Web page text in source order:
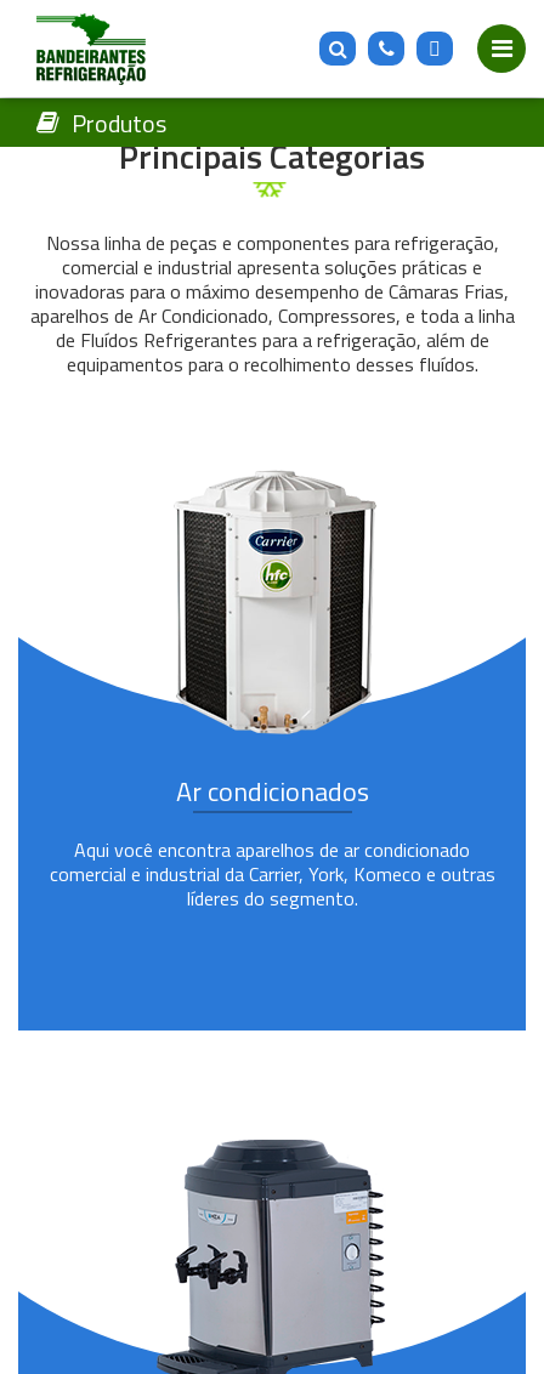
Produtos
Principais Categorias
Nossa linha de peças e componentes para refrigeração,
comercial e industrial apresenta soluções práticas e
inovadoras para o máximo desempenho de Câmaras Frias,
aparelhos de Ar Condicionado, Compressores, e toda a linha
de Fluídos Refrigerantes para a refrigeração, além de
equipamentos para o recolhimento desses fluídos.
Ar condicionados
Aqui você encontra aparelhos de ar condicionado
comercial e industrial da Carrier, York, Komeco e outras
líderes do segmento.
Produtos